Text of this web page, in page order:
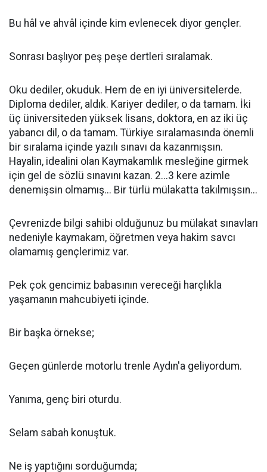
Bu hâl ve ahvâl içinde kim evlenecek diyor gençler.
Sonrası başlıyor peş peşe dertleri sıralamak.
Oku dediler, okuduk. Hem de en iyi üniversitelerde.
Diploma dediler, aldık. Kariyer dediler, o da tamam. İki
üç üniversiteden yüksek lisans, doktora, en az iki üç
yabancı dil, o da tamam. Türkiye sıralamasında önemli
bir sıralama içinde yazılı sınavı da kazanmışsın.
Hayalin, idealini olan Kaymakamlık mesleğine girmek
için gel de sözlü sınavını kazan. 2...3 kere azimle
denemişsin olmamış... Bir türlü mülakatta takılmışsın...
Çevrenizde bilgi sahibi olduğunuz bu mülakat sınavları
nedeniyle kaymakam, öğretmen veya hakim savcı
olamamış gençlerimiz var.
Pek çok gencimiz babasının vereceği harçlıkla
yaşamanın mahcubiyeti içinde.
Bir başka örnekse;
Geçen günlerde motorlu trenle Aydın'a geliyordum.
Yanıma, genç biri oturdu.
Selam sabah konuştuk.
Ne iş yaptığını sorduğumda;